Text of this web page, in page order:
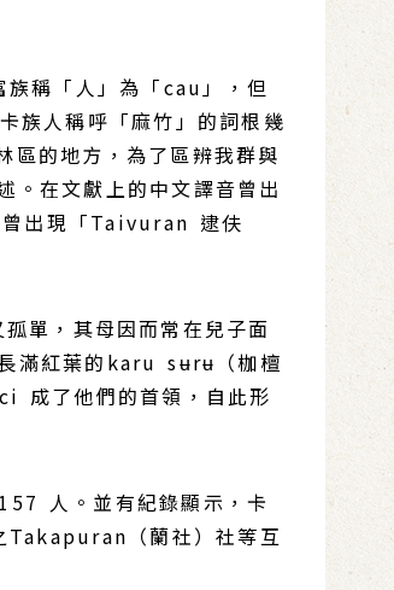
稱「人」為「cau」，但
族人稱呼「麻竹」的詞根幾
區的地方，為了區辨我群與
在文獻上的中文譯音曾出
曾出現「Taivuran 逮伕
單，其母因而常在兒子面
滿紅葉的karu sʉrʉ（枷檀
成了他們的首領，自此形
人。並有紀錄顯示，卡
Takapuran（蘭社）社等互